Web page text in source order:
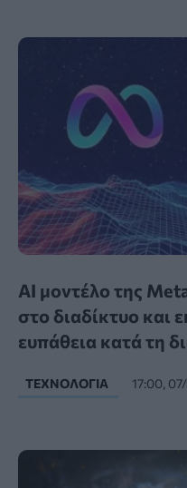
AI μοντέλο της
στο διαδίκτυο και
ευπάθεια κατά τη
ΤΕΧΝΟΛΟΓΊΑ 17:00,